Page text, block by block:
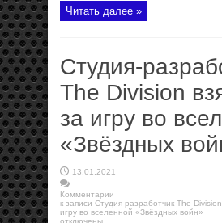
Читать далее »
Студия-
The Division
за игру во
«Звёздных
13.01.2021
Комментарии
к записи Студия-разработчик The
игру во вселенной «Звёздных войн»
отключены